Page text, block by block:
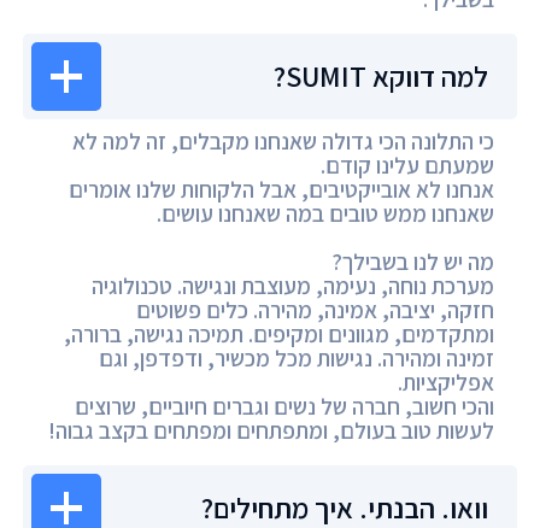
למה דווקא SUMIT?
כי התלונה הכי גדולה שאנחנו מקבלים, זה למה לא
שמעתם עלינו קודם.
אנחנו לא אובייקטיבים, אבל הלקוחות שלנו אומרים
שאנחנו ממש טובים במה שאנחנו עושים.
מה יש לנו בשבילך?
מערכת נוחה, נעימה, מעוצבת ונגישה. טכנולוגיה
חזקה, יציבה, אמינה, מהירה. כלים פשוטים
ומתקדמים, מגוונים ומקיפים. תמיכה נגישה, ברורה,
זמינה ומהירה. נגישות מכל מכשיר, ודפדפן, וגם
אפליקציות.
והכי חשוב, חברה של נשים וגברים חיוביים, שרוצים
לעשות טוב בעולם, ומתפתחים ומפתחים בקצב גבוה!
וואו. הבנתי. איך מתחילים?